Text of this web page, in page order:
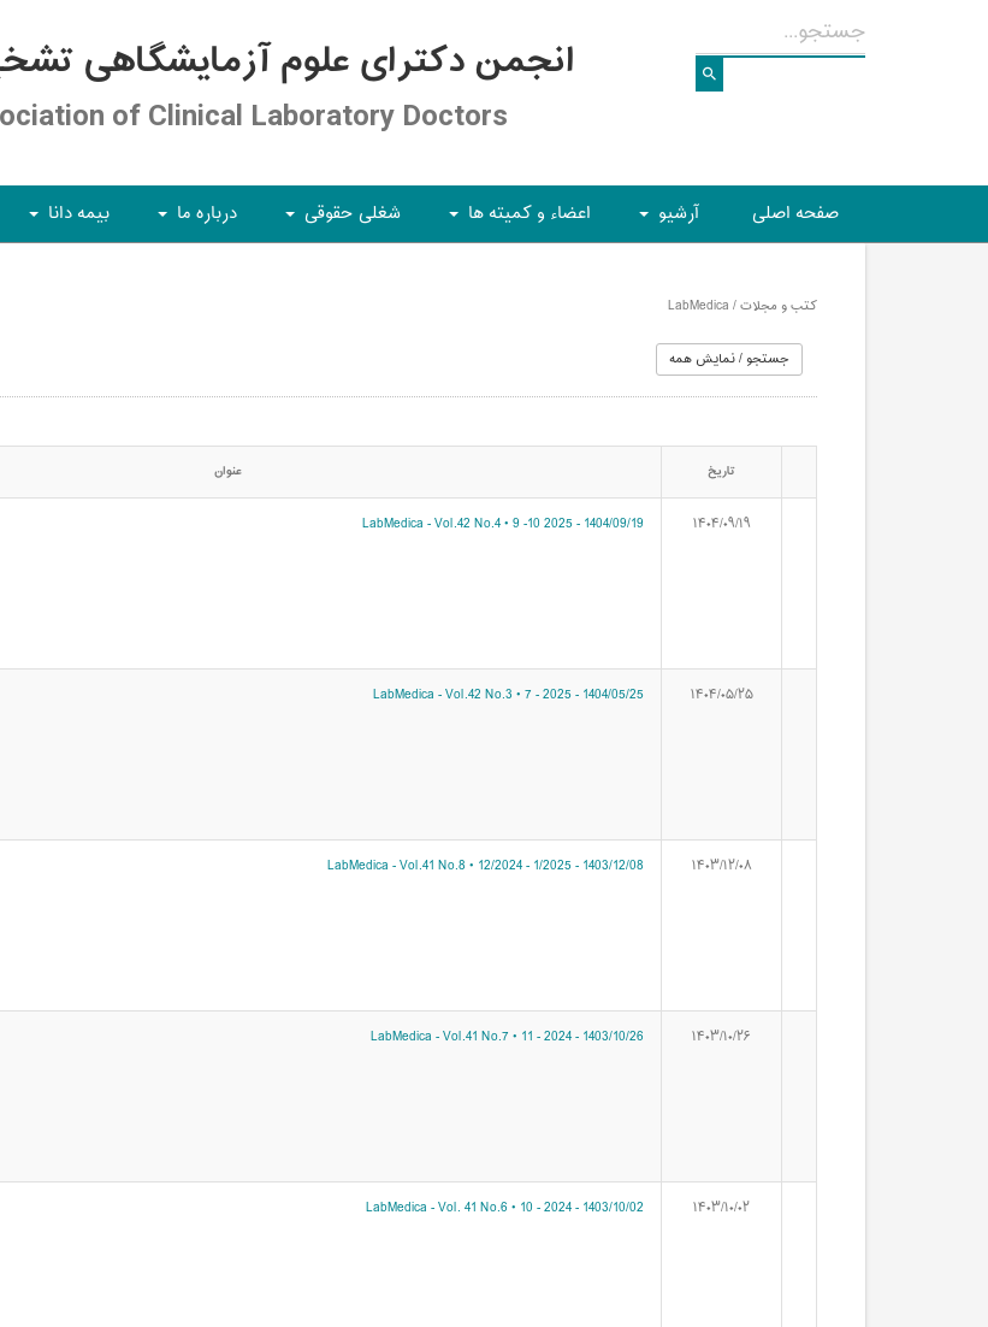
انجمن دکترای علوم آزمایشگاهی
of Clinical Laboratory Doctors
صفحه اصلی آرشیو اعضاء و کمیته ها شغلی حقوقی درباره ما بیمه دانا
کتب و مجلات / LabMedica
تاریخ عنوان
۱۴۰۴/۰۹/۱۹ LabMedica - Vol.42 No.4 • 9 -10 2025 - 1404/09/19
۱۴۰۴/۰۵/۲۵ LabMedica - Vol.42 No.3 • 7 - 2025 - 1404/05/25
۱۴۰۳/۱۲/۰۸ LabMedica - Vol.41 No.8 • 12/2024 - 1/2025 - 1403/12/08
۱۴۰۳/۱۰/۲۶ LabMedica - Vol.41 No.7 • 11 - 2024 - 1403/10/26
۱۴۰۳/۱۰/۰۲ LabMedica - Vol. 41 No.6 • 10 - 2024 - 1403/10/02